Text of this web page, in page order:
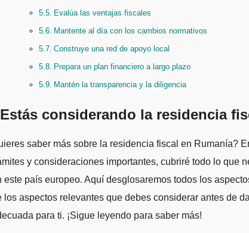
Evalúa las ventajas fiscales
Mantente al día con los cambios normativos
Construye una red de apoyo local
Prepara un plan financiero a largo plazo
Mantén la transparencia y la diligencia
considerando la residencia
y consideraciones importantes, cubriré todo lo que
este país europeo. Aquí desglosaremos todos los
los aspectos relevantes que debes considerar antes de
para ti. ¡Sigue leyendo para saber más!